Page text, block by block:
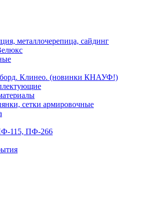
металлочерепица, сайдинг
Клинео. (новинки КНАУФ!)
сетки армировочные
115, ПФ-266